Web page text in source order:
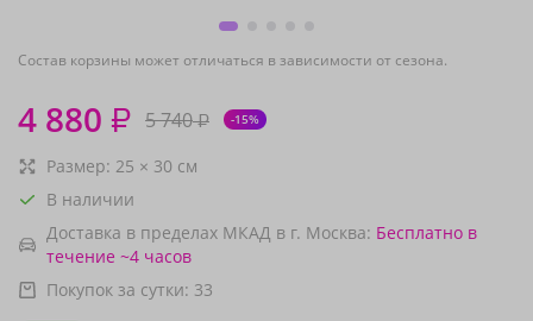
Состав корзины может отличаться в зависимости от сезона.
4 880 ₽ 5 740₽ -15%
Размер: 25 × 30 см
В наличии
Доставка в пределах МКАД в г. Москва: Бесплатно в
течение ~4 часов
Покупок за сутки: 33